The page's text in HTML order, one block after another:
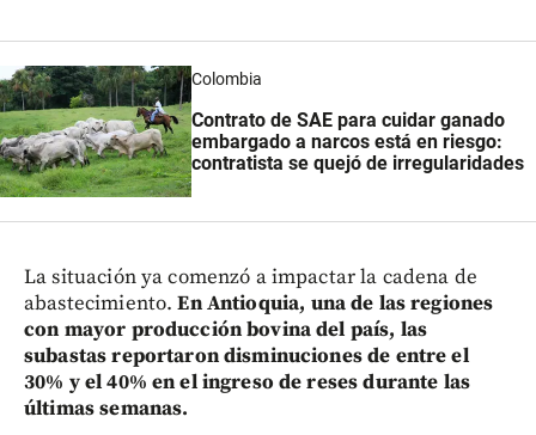
Colombia
Contrato de SAE para cuidar ganado
embargado a narcos está en riesgo:
contratista se quejó de irregularidades
La situación ya comenzó a impactar la cadena de
abastecimiento.En Antioquia, una de las regiones
con mayor producción bovina del país, las
subastas reportaron disminuciones de entre el
30% y el 40% en el ingreso de reses durante las
últimas semanas.